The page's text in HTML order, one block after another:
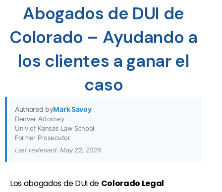
Abogados de DUI de
Colorado – Ayudando a
los clientes a ganar el
caso
Authored byMark Savoy
Denver Attorney
Univ of Kansas Law School
Former Prosecutor
Last reviewed: May 22, 2026
Los abogados de DUI de Colorado Legal